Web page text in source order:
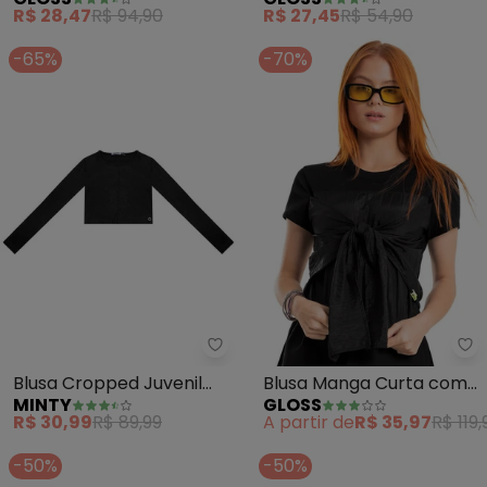
R$ 28,47R$ 94,90 R$ 27,45R$ 54,90
-65%
Minty - Blusa Cropped Juvenil
Blusa Cropped Juvenil
Manga Longa (Preto)
MINTY
R$ 30,99R$ 89,99
-70%
Blusa Manga Curta com
Amarração (Preto)
GLOSS
A partir deR$ 35,97R$
-50%
-50%